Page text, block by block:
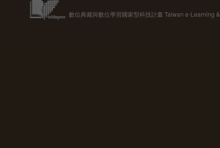
數位典藏與數位學習國家型科技計畫 Taiwan e-Learning